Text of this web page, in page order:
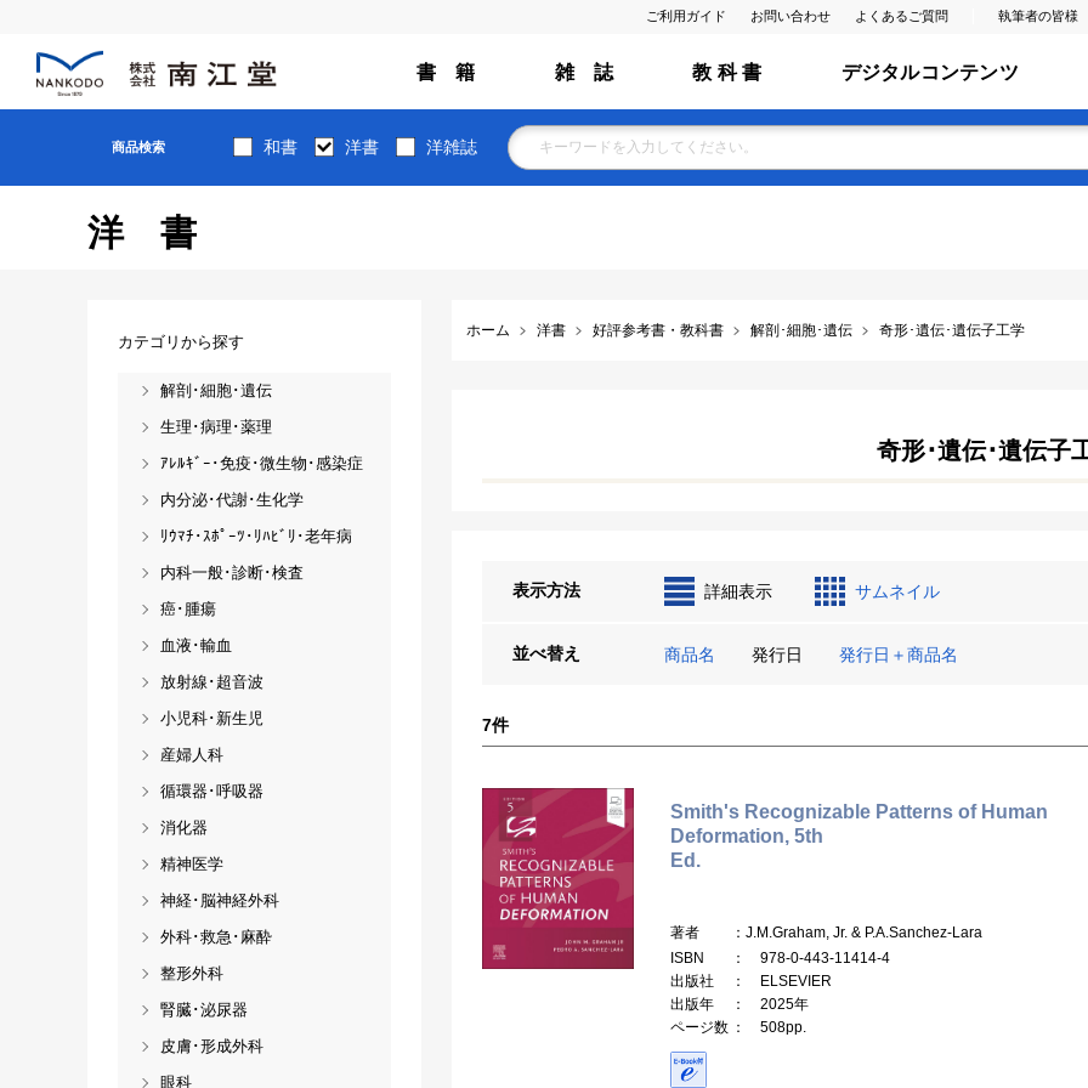
ご利用ガイド お問い合わせ よくあるご質問 執筆者の皆様
書 籍 雑 誌 教 科 書 デジタルコンテンツ
商品検索 和書 洋書 洋雑誌
洋書
ホーム 洋書 好評参考書・教科書 解剖･細胞･遺伝 奇形･遺伝･遺伝子工学
奇形･遺伝･遺伝子
表示方法 詳細表示 サムネイル
並べ替え 商品名 発行日 発行日＋商品名
7件
Smith's Recognizable Patterns of Human
Deformation, 5th
Ed.
著者
：J.M.Graham, Jr. & P.A.Sanchez-Lara
ISBN
： 978-0-443-11414-4
出版社
： ELSEVIER
出版年
： 2025年
ページ数 ： 508pp.
カテゴリから探す
解剖･細胞･遺伝
生理･病理･薬理
ｱﾚﾙｷﾞｰ･免疫･微生物･感染症
内分泌･代謝･生化学
ﾘｳﾏﾁ･ｽﾎﾟｰﾂ･ﾘﾊﾋﾞﾘ･老年病
内科一般･診断･検査
癌･腫瘍
血液･輸血
放射線･超音波
小児科･新生児
産婦人科
循環器･呼吸器
消化器
精神医学
神経･脳神経外科
外科･救急･麻酔
整形外科
腎臓･泌尿器
皮膚･形成外科
眼科